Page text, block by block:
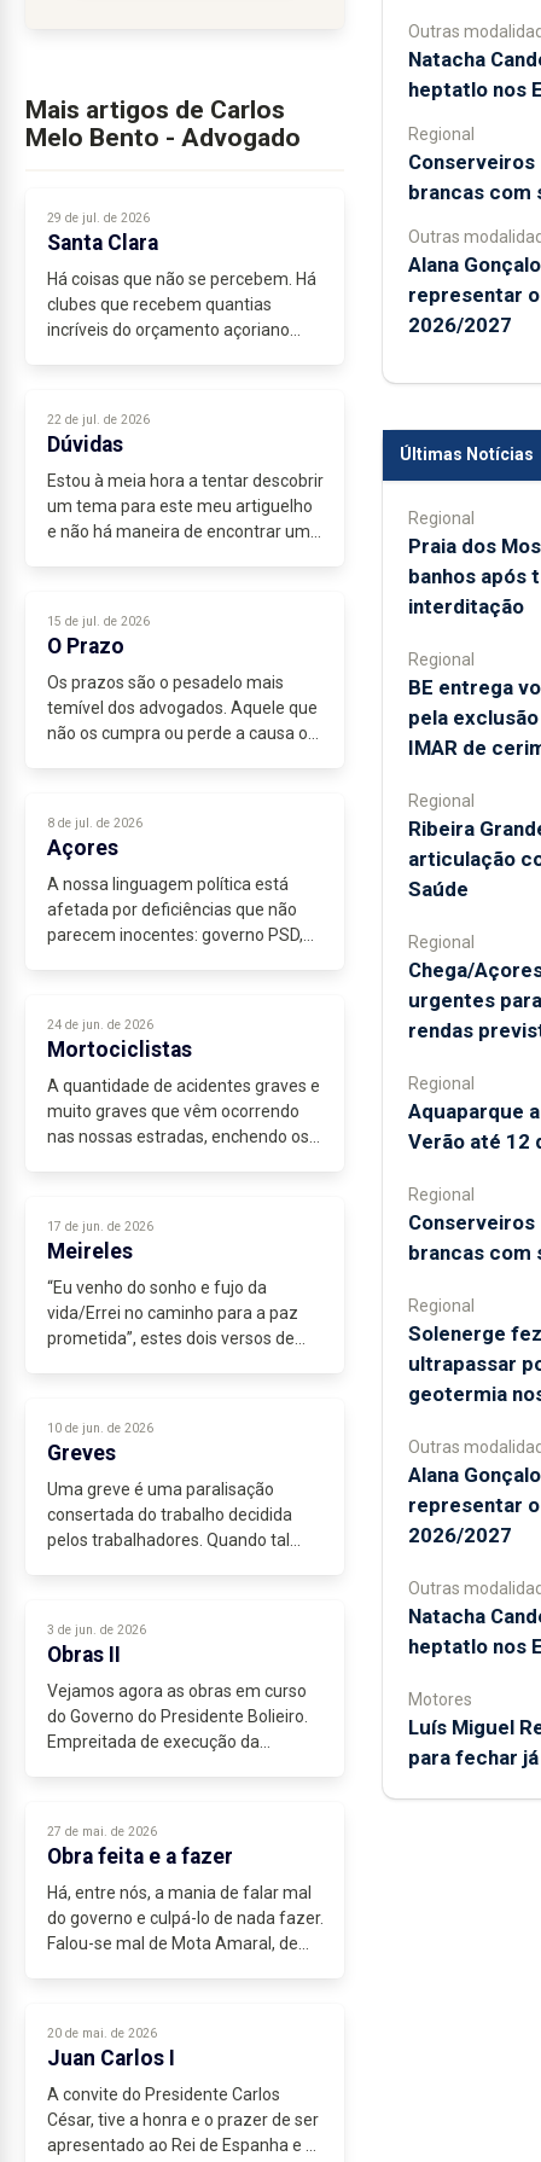
Mais artigos de Carlos
Melo Bento - Advogado
29 de jul. de 2026
Santa Clara
Há coisas que não se percebem. Há
clubes que recebem quantias
incríveis do orçamento açoriano
22 de jul. de 2026
Dúvidas
Estou à meia hora a tentar descobrir
um tema para este meu artiguelho
e não há maneira de encontrar um
15 de jul. de 2026
O Prazo
Os prazos são o pesadelo mais
temível dos advogados. Aquele que
não os cumpra ou perde a causa ou
calejado o suficiente para não...
8 de jul. de 2026
Açores
A nossa linguagem política está
afetada por deficiências que não
parecem inocentes: governo PSD,
24 de jun. de 2026
Mortociclistas
A quantidade de acidentes graves e
muito graves que vêm ocorrendo
nas nossas estradas, enchendo os
17 de jun. de 2026
Meireles
“Eu venho do sonho e fujo da
vida/Errei no caminho para a paz
prometida”, estes dois versos de
10 de jun. de 2026
Greves
Uma greve é uma paralisação
consertada do trabalho decidida
pelos trabalhadores. Quando tal
para obrigarem...
3 de jun. de 2026
Obras II
Vejamos agora as obras em curso
do Governo do Presidente Bolieiro.
Empreitada de execução da
-Ligação,...
27 de mai. de 2026
Obra feita e a fazer
Há, entre nós, a mania de falar mal
do governo e culpá-lo de nada fazer.
Falou-se mal de Mota Amaral, de
esquecem...
20 de mai. de 2026
Juan Carlos I
A convite do Presidente Carlos
César, tive a honra e o prazer de ser
apresentado ao Rei de Espanha e à
Outras
Natacha
heptatlo nos
Regional
brancas com
Outras
Alana
representar
2026/2027
Últimas Notícias
Regional
Praia dos
banhos após
interditação
Regional
BE entrega
pela exclusão
IMAR de
Regional
Ribeira
articulação
Saúde
Regional
Chega/
urgentes
rendas
Regional
Aquaparque
Verão até 12
Regional
brancas com
Regional
Solenerge
ultrapassar
geotermia
Outras
Alana
representar
2026/2027
Outras
Natacha
heptatlo nos
Motores
Luís Miguel
para fechar